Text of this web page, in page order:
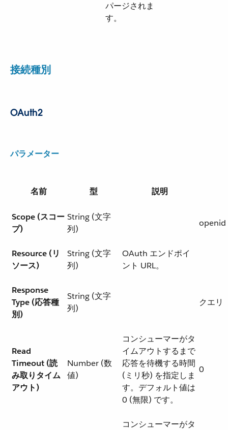
パージされま
す。
接続種別
OAuth2
パラメーター
名前 型 説明
Scope (スコー
プ)
String (文字
列)
openid
Resource (リ
ソース)
String (文字
列)
OAuth エンドポイ
ント URL。
Response
Type (応答種
別)
String (文字
列)
クエリ
Read
Timeout (読
み取りタイム
アウト)
Number (数
値)
コンシューマーがタ
イムアウトするまで
応答を待機する時間
(ミリ秒) を指定しま
す。デフォルト値は
0 (無限) です。
0
コンシューマーがタ